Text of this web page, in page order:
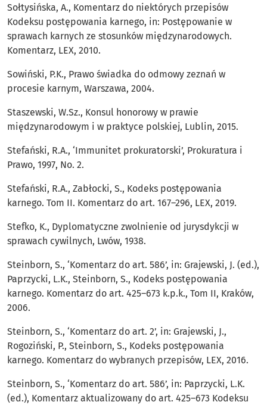
Sołtysińska, A., Komentarz do niektórych przepisów
Kodeksu postępowania karnego, in: Postępowanie w
sprawach karnych ze stosunków międzynarodowych.
Komentarz, LEX, 2010.
Sowiński, P.K., Prawo świadka do odmowy zeznań w
procesie karnym, Warszawa, 2004.
Staszewski, W.Sz., Konsul honorowy w prawie
międzynarodowym i w praktyce polskiej, Lublin, 2015.
Stefański, R.A., ‘Immunitet prokuratorski’, Prokuratura i
Prawo, 1997, No. 2.
Stefański, R.A., Zabłocki, S., Kodeks postępowania
karnego. Tom II. Komentarz do art. 167–296, LEX, 2019.
Stefko, K., Dyplomatyczne zwolnienie od jurysdykcji w
sprawach cywilnych, Lwów, 1938.
Steinborn, S., ‘Komentarz do art. 586’, in: Grajewski, J. (ed.),
Paprzycki, L.K., Steinborn, S., Kodeks postępowania
karnego. Komentarz do art. 425–673 k.p.k., Tom II, Kraków,
2006.
Steinborn, S., ‘Komentarz do art. 2’, in: Grajewski, J.,
Rogoziński, P., Steinborn, S., Kodeks postępowania
karnego. Komentarz do wybranych przepisów, LEX, 2016.
Steinborn, S., ‘Komentarz do art. 586’, in: Paprzycki, L.K.
(ed.), Komentarz aktualizowany do art. 425–673 Kodeksu